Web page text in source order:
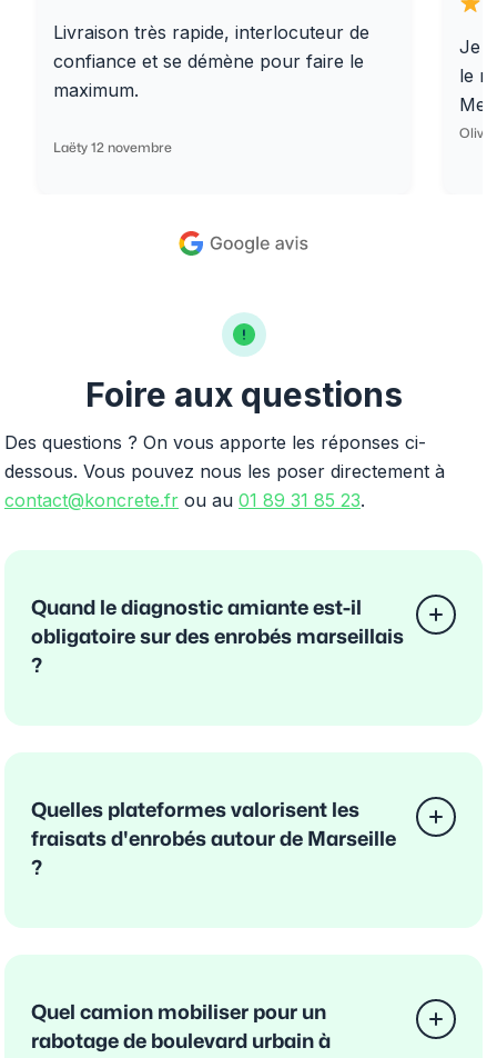
Livraison très rapide, interlocuteur de
confiance et se démène pour faire le
maximum.
Laëty 12 novembre
Je
le
Foire aux questions
Des questions ? On vous apporte les réponses ci-
dessous. Vous pouvez nous les poser directement à
contact@koncrete.fr ou au 01 89 31 85 23.
Quand le diagnostic amiante est-il
obligatoire sur des enrobés marseillais
?
Quelles plateformes valorisent les
fraisats d'enrobés autour de Marseille
?
Quel camion mobiliser pour un
rabotage de boulevard urbain à